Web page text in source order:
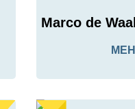
Marco de